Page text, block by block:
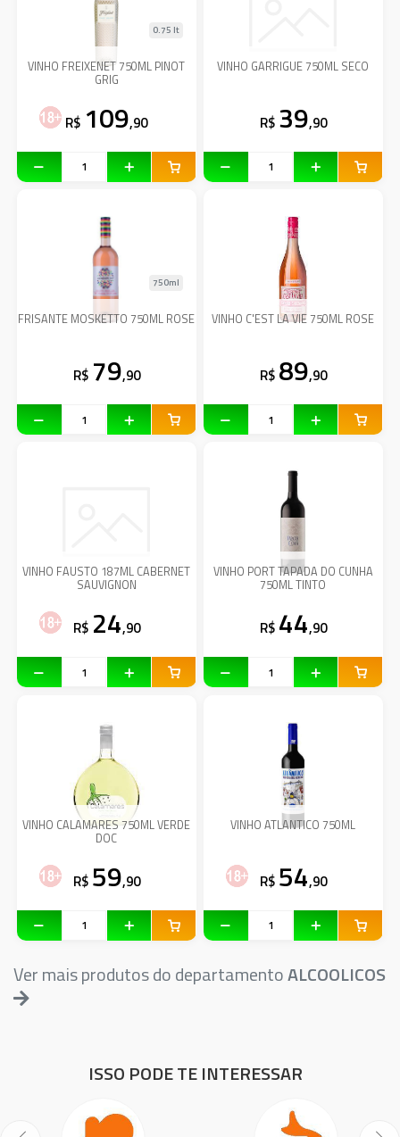
VINHO FREIXENET 750ML PINOT
GRIG
0.75 lt
R$ 109,90
VINHO GARRIGUE 750ML SECO
R$ 39,90
FRISANTE MOSKETTO 750ML ROSE
750ml
R$ 79,90
VINHO C'EST LA VIE 750ML ROSE
R$ 89,90
VINHO FAUSTO 187ML CABERNET
SAUVIGNON
R$ 24,90
VINHO PORT TAPADA DO CUNHA
750ML TINTO
R$ 44,90
VINHO CALAMARES 750ML VERDE
DOC
R$ 59,90
VINHO ATLANTICO 750ML
R$ 54,90
Ver mais produtos do departamentoALCOOLICOS
ISSO PODE TE INTERESSAR